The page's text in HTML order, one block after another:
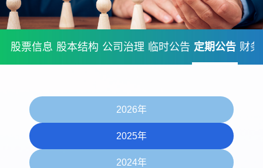
股票信息 股本结构 公司治理 临时公告 定期公告 财
2026年
2025年
2024年